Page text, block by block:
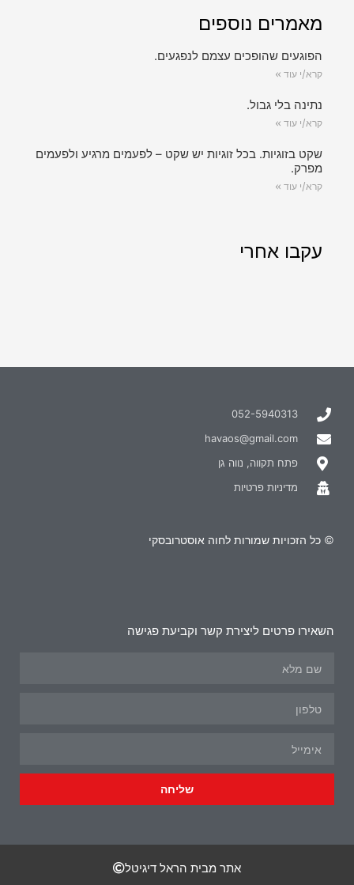
מאמרים נוספים
הפוגעים שהופכים עצמם לנפגעים.
קרא/י עוד »
נתינה בלי גבול.
קרא/י עוד »
שקט בזוגיות. בכל זוגיות יש שקט – לפעמים מרגיע ולפעמים
מפרק.
קרא/י עוד »
עקבו אחרי
052-5940313
havaos@gmail.com
פתח תקווה, נווה גן
מדיניות פרטיות
© כל הזכויות שמורות לחוה אוסטרובסקי
השאירו פרטים ליצירת קשר וקביעת פגישה
שליחה
אתר מבית הראל דיגיטל